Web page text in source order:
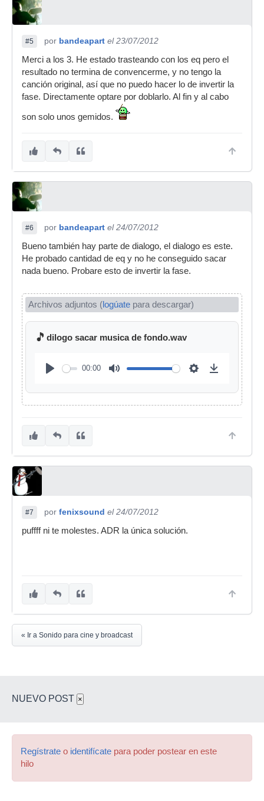
#5 por bandeapart el 23/07/2012
Merci a los 3. He estado trasteando con los eq pero el
resultado no termina de convencerme, y no tengo la
canción original, así que no puedo hacer lo de invertir la
fase. Directamente optare por doblarlo. Al fin y al cabo
son solo unos gemidos.
#6 por bandeapart el 24/07/2012
Bueno también hay parte de dialogo, el dialogo es este.
He probado cantidad de eq y no he conseguido sacar
nada bueno. Probare esto de invertir la fase.
Archivos adjuntos (logúate para descargar)
🎵 dilogo sacar musica de fondo.wav
00:00
#7 por fenixsound el 24/07/2012
puffff ni te molestes. ADR la única solución.
« Ir a Sonido para cine y broadcast
NUEVO POST ×
Regístrate o identifícate para poder postear en este
hilo